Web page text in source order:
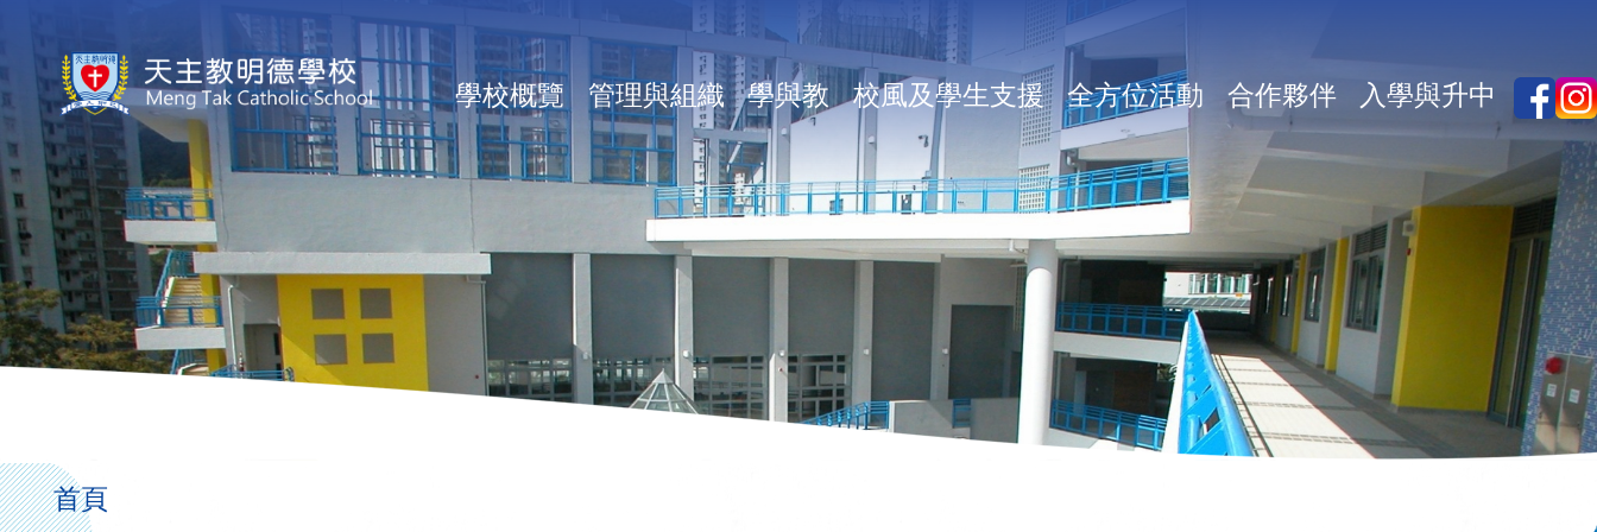
Main
navigation
學校概覽 管理與組織 學與教 校風及學生支援 全方位活動 合作夥伴 入學與升中
導
航
首頁